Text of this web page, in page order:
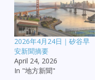
頭。 緊急執法： 奧克蘭警
方擊斃一名持槍威脅居民
的男子；聖荷西發生因家
庭糾紛引發的警匪對峙。
華埠血案： 舊金山華埠發
生刺人案，嫌疑人已被控
企圖謀殺。 【社會與民
生】 民意調查： 數據顯示
2026年4月24日｜矽谷早
安新聞摘要
April 24, 2026
In "地方新聞"